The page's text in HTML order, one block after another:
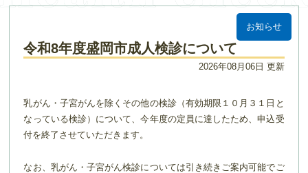
お知らせ
令和8年度盛岡市成人検診について
2026年08月06日 更新
乳がん・子宮がんを除くその他の検診（有効期限１０月３１日と
なっている検診）について、今年度の定員に達したため、申込受
付を終了させていただきます。
なお、乳がん・子宮がん検診については引き続きご案内可能でご